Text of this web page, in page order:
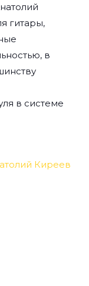
гитары,
в
в системе
Киреев